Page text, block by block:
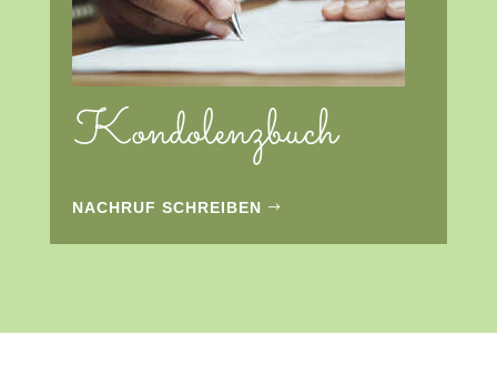
Kondolenzbuch
NACHRUF SCHREIBEN